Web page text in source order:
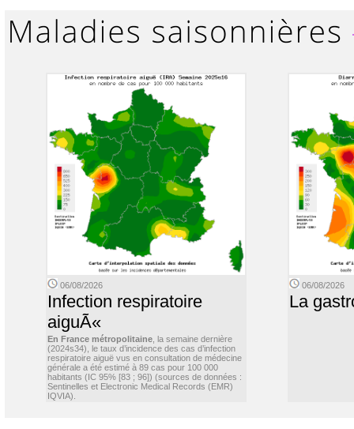
06/08/2026
Infection respiratoire
aiguÃ«
En France métropolitaine , la semaine dernière
(2024s34), le taux d’incidence des cas d’infection
respiratoire aiguë vus en consultation de médecine
générale a été estimé à 89 cas pour 100 000
habitants (IC 95% [83 ; 96]) (sources de données :
Sentinelles et Electronic Medical Records (EMR)
IQVIA).
06/08/2026
La